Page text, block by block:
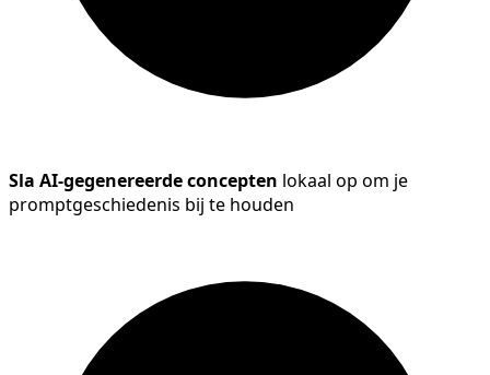
Sla AI-gegenereerde concepten lokaal op om je
promptgeschiedenis bij te houden